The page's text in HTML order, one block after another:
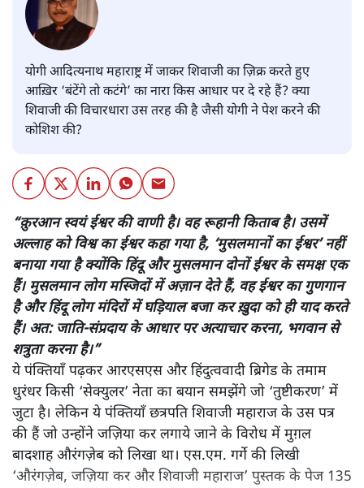
योगी आदित्यनाथ महाराष्ट्र में जाकर शिवाजी का ज़िक्र करते हुए
आख़िर ‘बंटेंगे तो कटंगे’ का नारा किस आधार पर दे रहे हैं? क्या
शिवाजी की विचारधारा उस तरह की है जैसी योगी ने पेश करने की
कोशिश की?
“क़ुरआन स्वयं ईश्वर की वाणी है। वह रूहानी किताब है। उसमें
अल्लाह को विश्व का ईश्वर कहा गया है, ‘मुसलमानों का ईश्वर’ नहीं
बनाया गया है क्योंकि हिंदू और मुसलमान दोनों ईश्वर के समक्ष एक
हैं। मुसलमान लोग मस्जिदों में अज़ान देते हैं, वह ईश्वर का गुणगान
है और हिंदू लोग मंदिरों में घड़ियाल बजा कर ख़ुदा को ही याद करते
हैं। अत: जाति-संप्रदाय के आधार पर अत्याचार करना, भगवान से
शत्रुता करना है।”
ये पंक्तियाँ पढ़कर आरएसएस और हिंदुत्ववादी ब्रिगेड के तमाम
धुरंधर किसी ‘सेक्युलर’ नेता का बयान समझेंगे जो ‘तुष्टीकरण’ में
जुटा है। लेकिन ये पंक्तियाँ छत्रपति शिवाजी महाराज के उस पत्र
की हैं जो उन्होंने जज़िया कर लगाये जाने के विरोध में मुग़ल
बादशाह औरंगज़ेब को लिखा था। एस.एम. गर्गे की लिखी
‘औरंगज़ेब, जज़िया कर और शिवाजी महाराज’ पुस्तक के पेज 135